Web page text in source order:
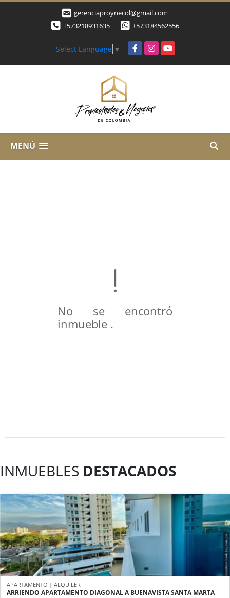
gerenciaproynecol@gmail.com
+573218931635
+573184562556
Select Language ▼ FacebookInstagramYouTube
MENÚ
No se encontró
inmueble .
INMUEBLES DESTACADOS
APARTAMENTO | ALQUILER
ARRIENDO APARTAMENTO DIAGONAL A BUENAVISTA SANTA MARTA